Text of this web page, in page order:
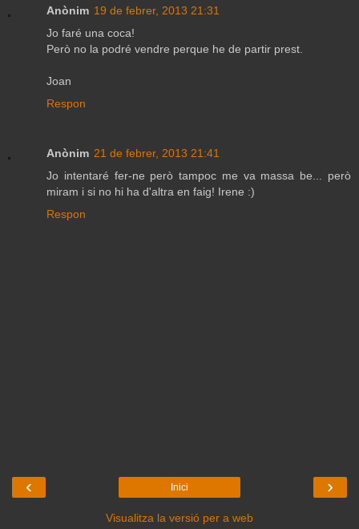
Anònim 19 de febrer, 2013 21:31
Jo faré una coca!
Però no la podré vendre perque he de partir prest.
Joan
Respon
Anònim 21 de febrer, 2013 21:41
Jo intentaré fer-ne però tampoc me va massa be... però
miram i si no hi ha d'altra en faig! Irene :)
Respon
‹ ›
Inici
Visualitza la versió per a web